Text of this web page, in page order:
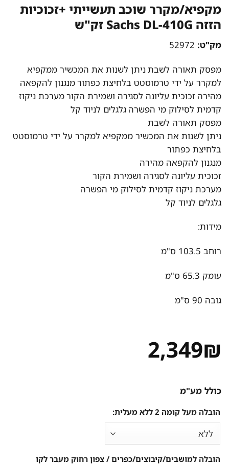
מקפיא/מקרר שוכב תעשייתי +זכוכיות
הזזה Sachs DL-410G זק"ש
מק"ט:52972
מפסק תאורה לשבת ניתן לשנות את המכשיר ממקפיא
למקרר על ידי טרמוסטט בלחיצת כפתור מנגנון להקפאה
מהירה זכוכית עליונה לסגירה ושמירת הקור מערכת ניקוז
קדמית לסילוק מי הפשרה גלגלים לניוד קל
מפסק תאורה לשבת
ניתן לשנות את המכשיר ממקפיא למקרר על ידי טרמוסטט
בלחיצת כפתור
מנגנון להקפאה מהירה
זכוכית עליונה לסגירה ושמירת הקור
מערכת ניקוז קדמית לסילוק מי הפשרה
גלגלים לניוד קל
מידות:
רוחב 103.5 ס"מ
עומק 65.3 ס"מ
גובה 90 ס"מ
2,349₪
כולל מע"מ
הובלה מעל קומה 2 ללא מעלית:
הובלה למושבים/קיבוצים/כפרים / צפון רחוק מעבר לקו